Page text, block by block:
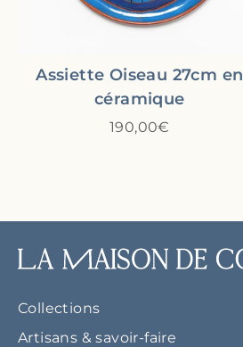
Assiette Oiseau 27cm en
céramique
190,00€
Collections
Artisans & savoir-faire